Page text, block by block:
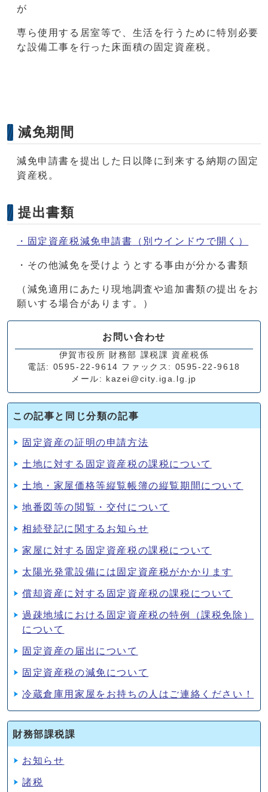
が
専ら使用する居室等で、生活を行うために特別必要
な設備工事を行った床面積の固定資産税。
減免期間
減免申請書を提出した日以降に到来する納期の固定
資産税。
提出書類
・固定資産税減免申請書 （別ウインドウで開く）
・その他減免を受けようとする事由が分かる書類
（減免適用にあたり現地調査や追加書類の提出をお
願いする場合があります。）
お問い合わせ
伊賀市役所 財務部 課税課 資産税係
電話: 0595-22-9614 ファックス: 0595-22-9618
メール: kazei@city.iga.lg.jp
この記事と同じ分類の記事
固定資産の証明の申請方法
土地に対する固定資産税の課税について
土地・家屋価格等縦覧帳簿の縦覧期間について
地番図等の閲覧・交付について
相続登記に関するお知らせ
家屋に対する固定資産税の課税について
太陽光発電設備には固定資産税がかかります
償却資産に対する固定資産税の課税について
過疎地域における固定資産税の特例（課税免除）
について
固定資産の届出について
固定資産税の減免について
冷蔵倉庫用家屋をお持ちの人はご連絡ください！
財務部課税課
お知らせ
諸税